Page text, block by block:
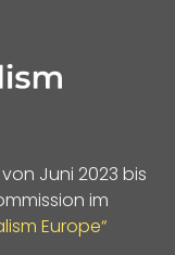
Juni 2023 bis
im
Europe“